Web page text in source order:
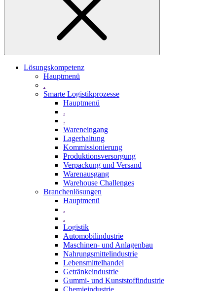
Lösungskompetenz
Hauptmenü
.
Smarte Logistikprozesse
Hauptmenü
.
.
Wareneingang
Lagerhaltung
Kommissionierung
Produktionsversorgung
Verpackung und Versand
Warenausgang
Warehouse Challenges
Branchenlösungen
Hauptmenü
.
.
Logistik
Automobilindustrie
Maschinen- und Anlagenbau
Nahrungsmittelindustrie
Lebensmittelhandel
Getränkeindustrie
Gummi­- und Kunststoffindustrie
Chemieindustrie